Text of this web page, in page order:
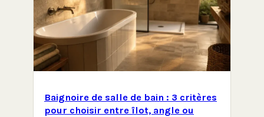
Baignoire de salle de bain : 3 critères
pour choisir entre îlot, angle ou